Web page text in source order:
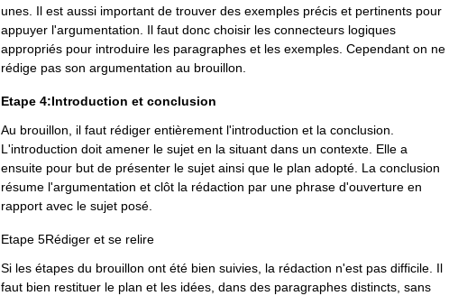
unes. Il est aussi important de trouver des exemples précis et pertinents pour
appuyer l'argumentation. Il faut donc choisir les connecteurs logiques
appropriés pour introduire les paragraphes et les exemples. Cependant on ne
rédige pas son argumentation au brouillon.
Etape 4:Introduction et conclusion
Au brouillon, il faut rédiger entièrement l'introduction et la conclusion.
L'introduction doit amener le sujet en la situant dans un contexte. Elle a
ensuite pour but de présenter le sujet ainsi que le plan adopté. La conclusion
résume l'argumentation et clôt la rédaction par une phrase d'ouverture en
rapport avec le sujet posé.
Etape 5Rédiger et se relire
Si les étapes du brouillon ont été bien suivies, la rédaction n'est pas difficile. Il
faut bien restituer le plan et les idées, dans des paragraphes distincts, sans